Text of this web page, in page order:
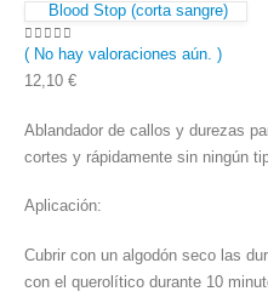
Blood Stop (corta sangre)
0 out of 5
( No hay valoraciones aún. )
12,10 €
Ablandador de callos y durezas
cortes y rápidamente sin ningún
Aplicación:
Cubrir con un algodón seco las
con el querolítico durante 10